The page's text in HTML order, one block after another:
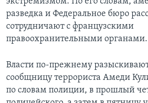
разведка и Федеральное бюро
сотрудничают с французскими
правоохранительными органами.
Власти по-прежнему
сообщницу террориста Амеди
по словам полиции, в прошлый